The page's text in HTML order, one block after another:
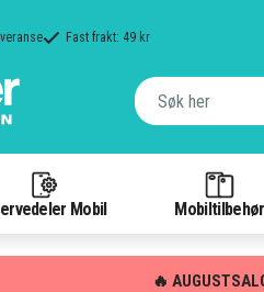
Fast frakt: 49 kr
Mobil Mobiltilbehør
🔥